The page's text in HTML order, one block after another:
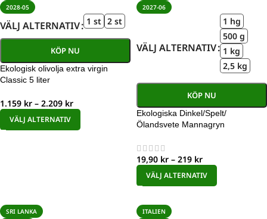
2028-05
VÄLJ ALTERNATIV 1 st 2 st
KÖP NU
Ekologisk olivolja extra virgin
Classic 5 liter
1.159 kr – 2.209 kr
VÄLJ ALTERNATIV
2027-06
VÄLJ ALTERNATIV
1 hg
500 g
1 kg
2,5 kg
KÖP NU
Ekologiska Dinkel/Spelt/
Ölandsvete Mannagryn
19,90 kr – 219 kr
VÄLJ ALTERNATIV
SRI LANKA
ITALIEN